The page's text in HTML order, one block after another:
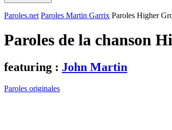
Paroles.net Paroles Martin Garrix Paroles Higher
Paroles de la chanson
featuring : John Martin
Paroles originales